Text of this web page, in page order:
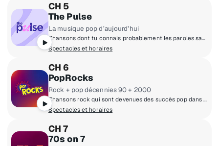
CH 5
The Pulse
La musique pop d’aujourd’hui
Chansons dont tu connais probablement les paroles sans même le savoir. Écoute TA musique pop sur The Pulse.
Spectacles et horaires
CH 6
PopRocks
Rock + pop décennies 90 + 2000
Chansons rock qui sont devenues des succès pop dans les années 1990 et 2000.
Spectacles et horaires
CH 7
70s on 7